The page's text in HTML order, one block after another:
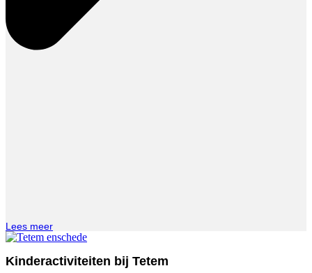
Lees meer
Kinderactiviteiten bij Tetem